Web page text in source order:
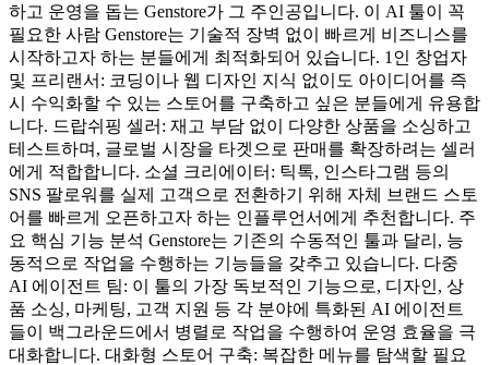
하고 운영을 돕는 Genstore가 그 주인공입니다. 이 AI 툴이 꼭
필요한 사람 Genstore는 기술적 장벽 없이 빠르게 비즈니스를
시작하고자 하는 분들에게 최적화되어 있습니다. 1인 창업자
및 프리랜서: 코딩이나 웹 디자인 지식 없이도 아이디어를 즉
시 수익화할 수 있는 스토어를 구축하고 싶은 분들에게 유용합
니다. 드랍쉬핑 셀러: 재고 부담 없이 다양한 상품을 소싱하고
테스트하며, 글로벌 시장을 타겟으로 판매를 확장하려는 셀러
에게 적합합니다. 소셜 크리에이터: 틱톡, 인스타그램 등의
SNS 팔로워를 실제 고객으로 전환하기 위해 자체 브랜드 스토
어를 빠르게 오픈하고자 하는 인플루언서에게 추천합니다. 주
요 핵심 기능 분석 Genstore는 기존의 수동적인 툴과 달리, 능
동적으로 작업을 수행하는 기능들을 갖추고 있습니다. 다중
AI 에이전트 팀: 이 툴의 가장 독보적인 기능으로, 디자인, 상
품 소싱, 마케팅, 고객 지원 등 각 분야에 특화된 AI 에이전트
들이 백그라운드에서 병렬로 작업을 수행하여 운영 효율을 극
대화합니다. 대화형 스토어 구축: 복잡한 메뉴를 탐색할 필요